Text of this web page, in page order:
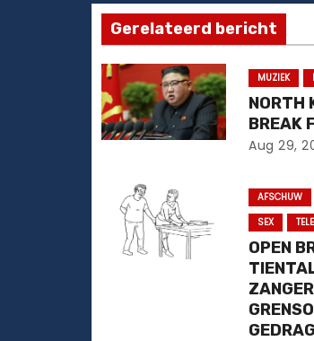
n
a
v
i
a
Gerelateerd bericht
MUZIEK
NORTH
BREAK
Aug 29,
AFSCHUW
SEX
OPEN